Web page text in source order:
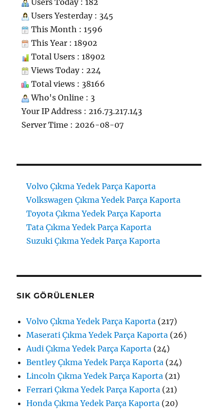
Users Today : 182
Users Yesterday : 345
This Month : 1596
This Year : 18902
Total Users : 18902
Views Today : 224
Total views : 38166
Who's Online : 3
Your IP Address : 216.73.217.143
Server Time : 2026-08-07
Volvo Çıkma Yedek Parça Kaporta
Volkswagen Çıkma Yedek Parça Kaporta
Toyota Çıkma Yedek Parça Kaporta
Tata Çıkma Yedek Parça Kaporta
Suzuki Çıkma Yedek Parça Kaporta
SIK GÖRÜLENLER
Volvo Çıkma Yedek Parça Kaporta (217)
Maserati Çıkma Yedek Parça Kaporta (26)
Audi Çıkma Yedek Parça Kaporta (24)
Bentley Çıkma Yedek Parça Kaporta (24)
Lincoln Çıkma Yedek Parça Kaporta (21)
Ferrari Çıkma Yedek Parça Kaporta (21)
Honda Çıkma Yedek Parça Kaporta (20)